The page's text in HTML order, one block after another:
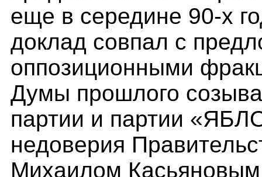
еще в середине 90-х
доклад совпал с
оппозиционными
Думы прошлого
партии и партии
недоверия
Михаилом